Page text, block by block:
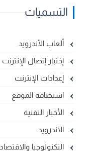
التسميات
ألعاب الأندرويد
إختبار إتصال الإنترنت
إعدادات الإنترنت
استضافة الموقع
الأخبار التقنية
الاندرويد
التكنولوجيا والاقتصاد